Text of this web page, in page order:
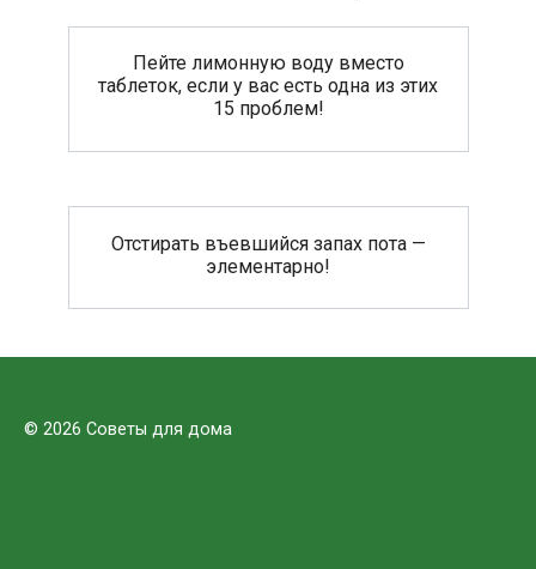
Пейте лимонную воду вместо
таблеток, если у вас есть одна из этих
15 проблем!
Отстирать въевшийся запах пота —
элементарно!
© 2026 Советы для дома